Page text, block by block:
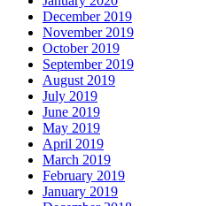
December 2019
November 2019
October 2019
September 2019
August 2019
July 2019
June 2019
May 2019
April 2019
March 2019
February 2019
January 2019